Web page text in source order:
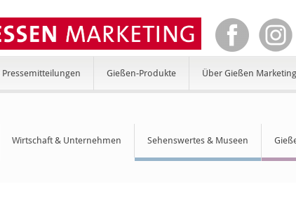
Pressemitteilungen Gießen-Produkte Über Gießen Marketing
Wirtschaft & Unternehmen Sehenswertes & Museen